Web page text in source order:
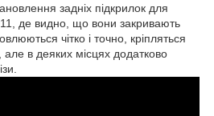
задніх підкрилок для
де видно, що вони закривають
чітко і точно, кріпляться
але в деяких місцях додатково